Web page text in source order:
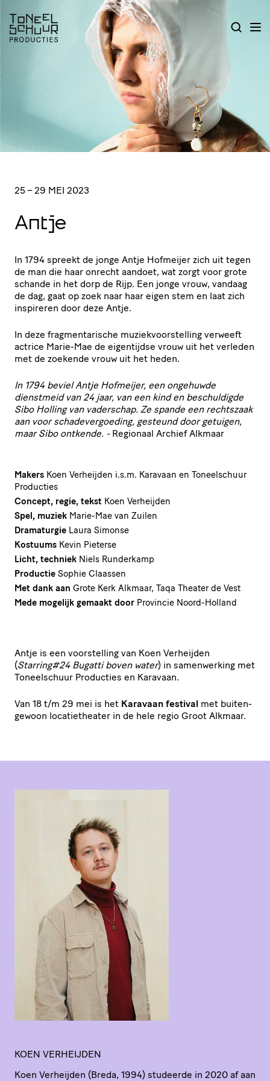
25 – 29 MEI 2023
Antje
In 1794 spreekt de jonge Antje Hofmeijer zich uit tegen
de man die haar onrecht aandoet, wat zorgt voor grote
schande in het dorp de Rijp. Een jonge vrouw, vandaag
de dag, gaat op zoek naar haar eigen stem en laat zich
inspireren door deze Antje.
In deze frag­men­ta­ri­sche muziek­voor­stel­ling verweeft
actrice Marie-Mae de eigentijdse vrouw uit het verleden
met de zoekende vrouw uit het heden.
In 1794beviel Antje Hofmeijer, een ongehuwde
dienstmeid van24jaar, van een kind en beschul­digde
Sibo Holling van vaderschap. Ze spande een rechtszaak
aan voor scha­de­ver­goe­ding, gesteund door getuigen,
maar Sibo ontkende. -Regionaal Archief Alkmaar
Makers Koen Verheijden i.s.m. Karavaan en Toneelschuur
Producties
Concept, regie, tekst Koen Verheijden
Spel, muziek Marie-Mae van Zuilen
Dramaturgie Laura Simonse
Kostuums Kevin Pieterse
Licht, techniek Niels Runderkamp
Productie Sophie Claassen
Met dank aan Grote Kerk Alkmaar, Taqa Theater de Vest
Mede mogelijk gemaakt door Provincie Noord-Holland
Antje is een voor­stel­ling van Koen Verheijden
(Starring#24Bugatti boven water) in samen­wer­king met
Toneel­schuur Producties en Karavaan.
Van 18 t/​m 29 mei is het Karavaan festival met buiten­
ge­woon loca­tie­the­ater in de hele regio Groot Alkmaar.
KOEN VERHEIJDEN
Koen Verheijden (Breda, 1994) studeerde in 2020 af aan